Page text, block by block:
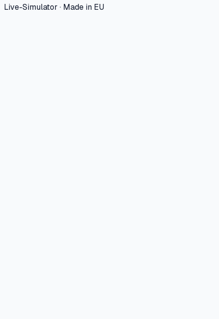
Live-Simulator · Made in EU